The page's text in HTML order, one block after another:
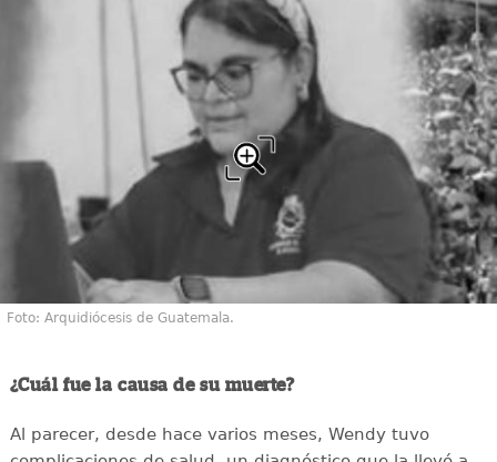
Foto: Arquidiócesis de Guatemala.
¿Cuál fue la causa de su muerte?
Al parecer, desde hace varios meses, Wendy tuvo